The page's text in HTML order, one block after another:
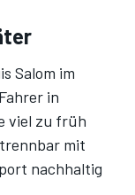
Salom im
in
viel zu früh
mit
nachhaltig